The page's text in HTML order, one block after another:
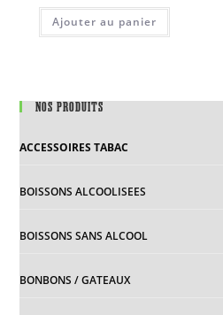
Ajouter au panier
NOS PRODUITS
ACCESSOIRES TABAC
BOISSONS ALCOOLISEES
BOISSONS SANS ALCOOL
BONBONS / GATEAUX